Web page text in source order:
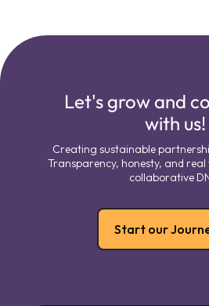
Let's grow and
with us!
Creating sustainable
Transparency, honesty, and
collaborative
Start our